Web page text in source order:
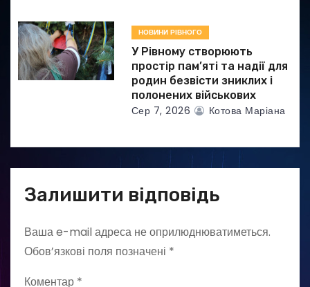
НОВИНИ РІВНОГО
У Рівному створюють
простір пам’яті та надії для
родин безвісти зниклих і
полонених військових
Сер 7, 2026 Котова Маріана
Залишити відповідь
Ваша e-mail адреса не оприлюднюватиметься.
Обов’язкові поля позначені *
Коментар *